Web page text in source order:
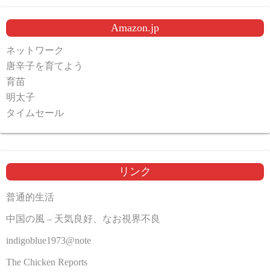
Amazon.jp
ネットワーク
唐辛子を育てよう
育苗
明太子
タイムセール
リンク
普通的生活
中国の風 – 天気良好、なお視界不良
indigoblue1973@note
The Chicken Reports